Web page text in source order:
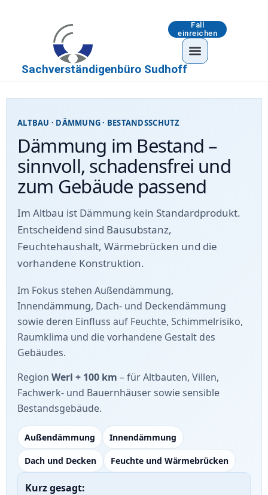
Sachverständigenbüro Sudhoff
Fall
einreichen
ALTBAU · DÄMMUNG · BESTANDSSCHUTZ
Dämmung im Bestand –
sinnvoll, schadensfrei und
zum Gebäude passend
Im Altbau ist Dämmung kein Standardprodukt.
Entscheidend sind Bausubstanz,
Feuchtehaushalt, Wärmebrücken und die
vorhandene Konstruktion.
Im Fokus stehen Außendämmung,
Innendämmung, Dach- und Deckendämmung
sowie deren Einfluss auf Feuchte, Schimmelrisiko,
Raumklima und die vorhandene Gestalt des
Gebäudes.
Region Werl + 100 km – für Altbauten, Villen,
Fachwerk- und Bauernhäuser sowie sensible
Bestandsgebäude.
Außendämmung Innendämmung
Dach und Decken Feuchte und Wärmebrücken
Kurz gesagt: